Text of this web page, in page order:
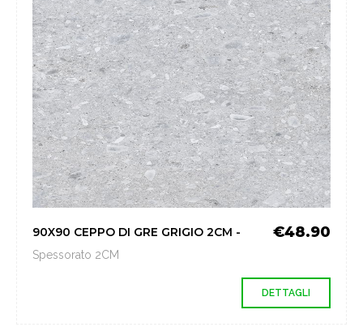
90X90 CEPPO DI GRE GRIGIO 2CM -
Spessorato 2CM
€48.90
DETTAGLI